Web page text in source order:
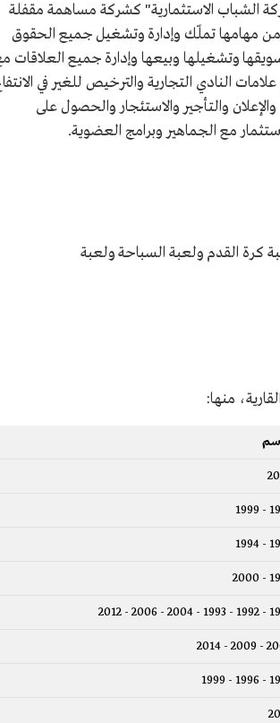
"شركة الشباب الاستثمارية" كشركة مساهمة مقفلة
مهامها تملّك وإدارة وتشغيل جميع الحقوق
وتشغيلها وبيعها وإدارة جميع العلاقات
النادي التجارية والترخيص للغير في
والتأجير والاستئجار والحصول على
مع الجماهير وبرامج العضوية.
كرة القدم ولعبة السباحة ولعبة
منها:
1991 - 1992 -
2008 -
1993 -